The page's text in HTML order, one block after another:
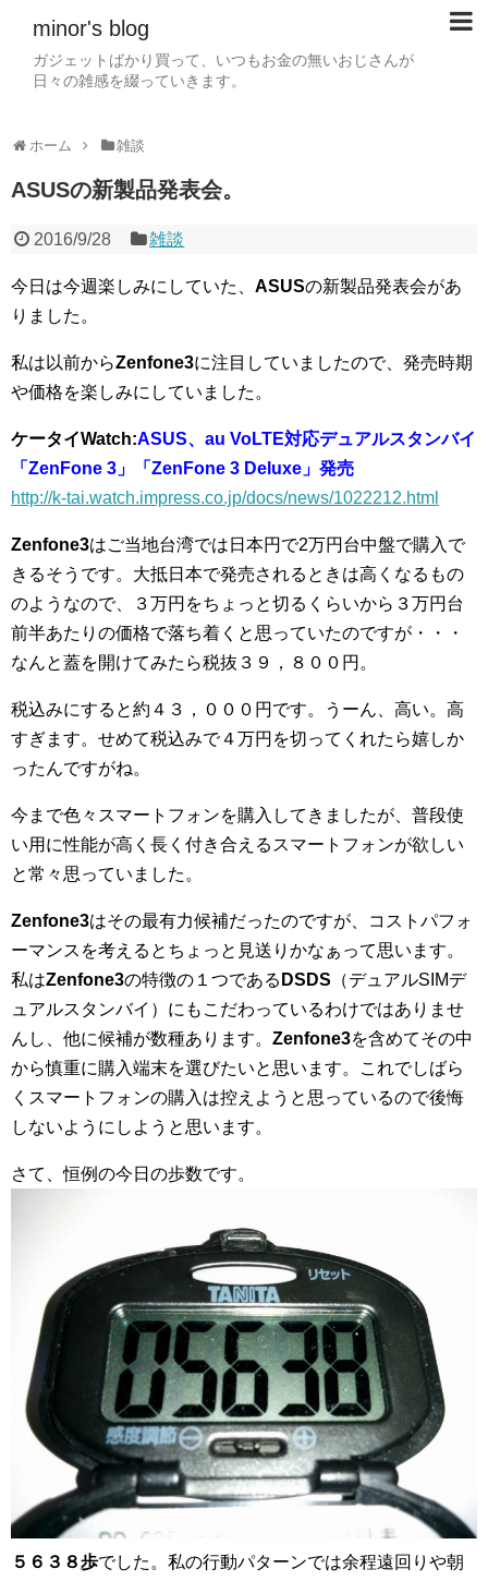
minor's blog
ガジェットばかり買って、いつもお金の無いおじさんが
日々の雑感を綴っていきます。
ホーム 雑談
ASUSの新製品発表会。
2016/9/28 雑談
今日は今週楽しみにしていた、 ASUSの新製品発表会があ
りました。
私は以前からZenfone3に注目していましたので、発売時期
や価格を楽しみにしていました。
ケータイWatch:ASUS、au VoLTE対応デュアルスタンバイ
「ZenFone 3」「ZenFone 3 Deluxe」発売
http://k-tai.watch.impress.co.jp/docs/news/1022212.html
Zenfone3はご当地台湾では日本円で2万円台中盤で購入で
きるそうです。大抵日本で発売されるときは高くなるもの
のようなので、３万円をちょっと切るくらいから３万円台
前半あたりの価格で落ち着くと思っていたのですが・・・
なんと蓋を開けてみたら税抜３９，８００円。
税込みにすると約４３，０００円です。うーん、高い。高
すぎます。せめて税込みで４万円を切ってくれたら嬉しか
ったんですがね。
今まで色々スマートフォンを購入してきましたが、普段使
い用に性能が高く長く付き合えるスマートフォンが欲しい
と常々思っていました。
Zenfone3はその最有力候補だったのですが、コストパフォ
ーマンスを考えるとちょっと見送りかなぁって思います。
私はZenfone3の特徴の１つである DSDS （デュアルSIMデ
ュアルスタンバイ）にもこだわっているわけではありませ
んし、他に候補が数種あります。 Zenfone3を含めてその中
から慎重に購入端末を選びたいと思います。これでしばら
くスマートフォンの購入は控えようと思っているので後悔
しないようにしようと思います。
さて、恒例の今日の歩数です。
５６３８歩でした。私の行動パターンでは余程遠回りや朝